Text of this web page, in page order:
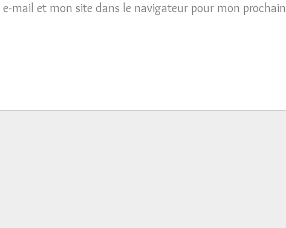
mail et mon site dans le navigateur pour mon prochain